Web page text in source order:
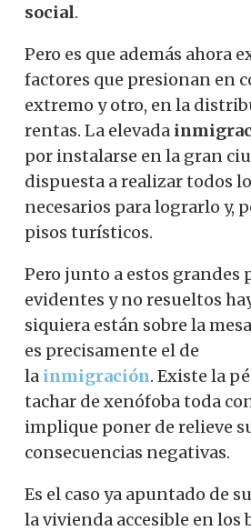
social.
Pero es que además ahora
factores que presionan en
extremo y otro, en la
rentas. La elevada
por instalarse en la gran
dispuesta a realizar todos
necesarios para lograrlo y,
pisos turísticos.
Pero junto a estos grandes
evidentes y no resueltos
siquiera están sobre la
es precisamente el de
la inmigración. Existe la
tachar de xenófoba toda
implique poner de relieve
consecuencias negativas.
Es el caso ya apuntado de
la vivienda accesible en los